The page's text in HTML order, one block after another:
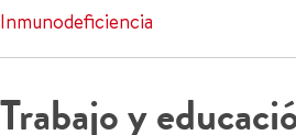
Inmunodeficiencia
Trabajo y